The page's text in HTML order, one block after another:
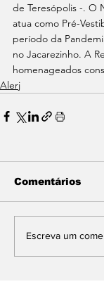
de Teresópolis -. O
atua como Pré-
período da
no Jacarezinho. A
homenageados
Alerj
Comentários
Escreva um